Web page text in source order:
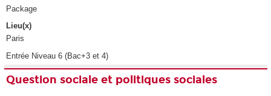
Package
Lieu(x)
Paris
Entrée Niveau 6 (Bac+3 et 4)
Question sociale et politiques sociales